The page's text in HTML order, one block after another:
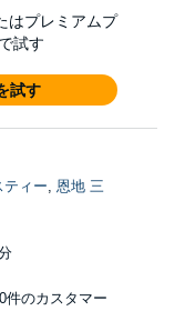
はプレミアムプ
試す
試す
ティー, 恩地 三
件のカスタマー